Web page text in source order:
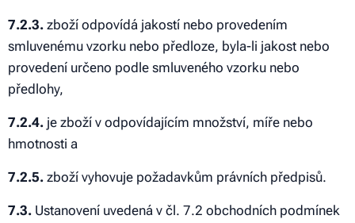
7.2.3. zboží odpovídá jakostí nebo provedením
smluvenému vzorku nebo předloze, byla-li jakost nebo
provedení určeno podle smluveného vzorku nebo
předlohy,
7.2.4. je zboží v odpovídajícím množství, míře nebo
hmotnosti a
7.2.5. zboží vyhovuje požadavkům právních předpisů.
7.3. Ustanovení uvedená v čl. 7.2 obchodních podmínek